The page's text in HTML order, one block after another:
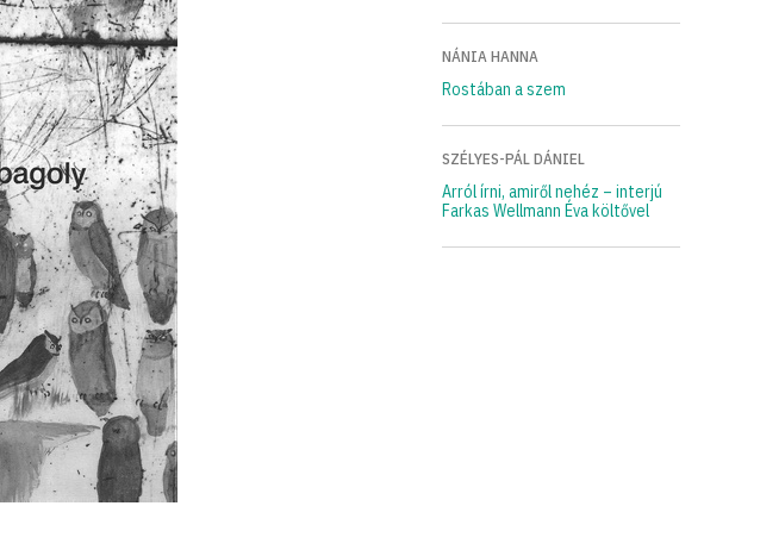
NÁNIA HANNA
Rostában a szem
SZÉLYES-PÁL DÁNIEL
Arról írni, amiről nehéz – interjú
Farkas Wellmann Éva költővel